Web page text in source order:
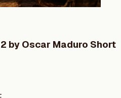
by Oscar Maduro Short